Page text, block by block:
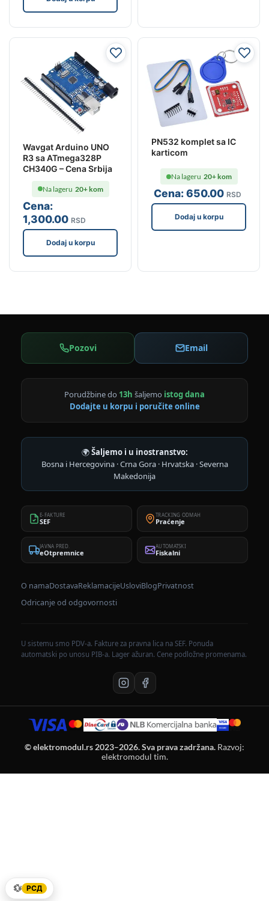
Wavgat Arduino UNO
R3 sa ATmega328P
CH340G – Cena Srbija
Cena:
1,300.00 RSD
Na lageru 20+ kom
Dodaj u korpu
PN532 komplet sa IC
karticom
Cena:650.00 RSD
Na lageru 20+ kom
Dodaj u korpu
Pozovi Email
Porudžbine do 13h šaljemo istog dana
Dodajte u korpu i poručite online
🌍Šaljemo i u inostranstvo:
Bosna i Hercegovina · Crna Gora · Hrvatska · Severna
Makedonija
E-FAKTURE
SEF
TRACKING ODMAH
Praćenje
JAVNA PRED.
eOtpremnice
AUTOMATSKI
Fiskalni
O namaDostavaReklamacijeUsloviBlogPrivatnost
Odricanje od odgovornosti
U sistemu smo PDV-a. Fakture za pravna lica na SEF. Ponuda
automatski po unosu PIB-a. Lager ažuran. Cene podložne promenama.
© elektromodul.rs 2023–2026. Sva prava zadržana. Razvoj:
elektromodul tim.
💱 РСД